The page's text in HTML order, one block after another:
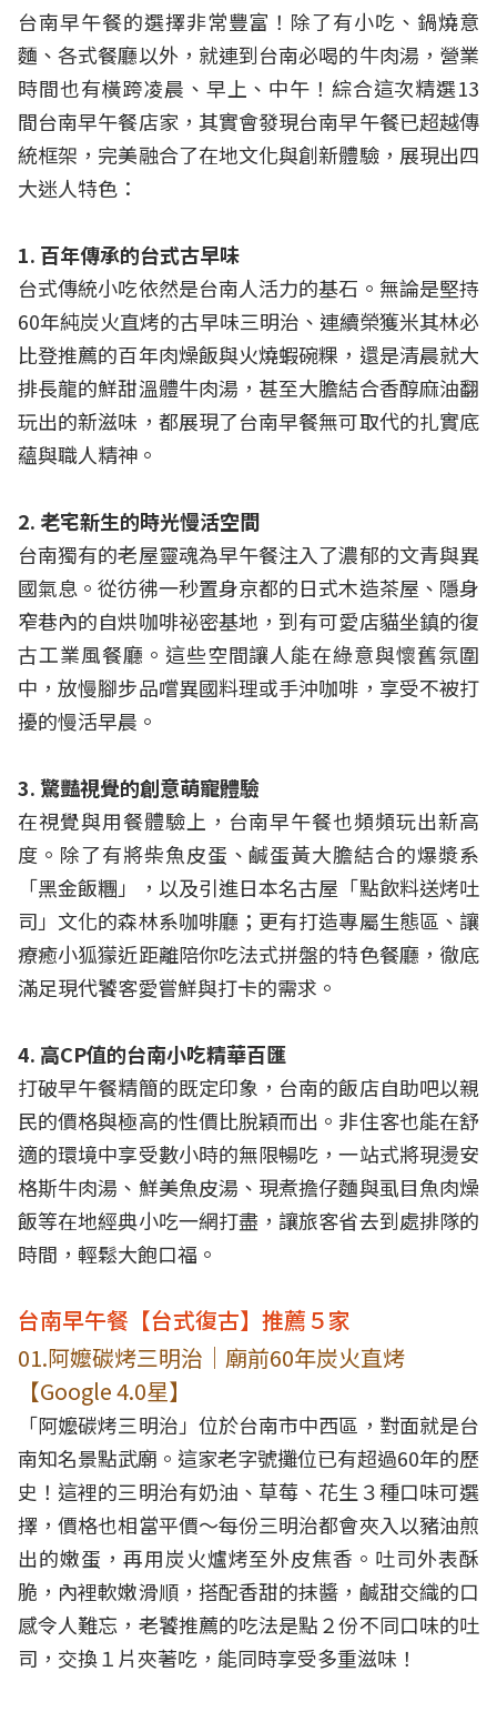
11. 小巷裡的拾壹號｜巷弄裡的祕密基地
12. 榕廷百匯餐廳｜假日３小時無限吃到飽
13. 城食百匯自助早餐｜台南特色美食一次吃到飽
台南早午餐的選擇非常豐富！除了有小吃、鍋燒意
麵、各式餐廳以外，就連到台南必喝的牛肉湯，營業
時間也有橫跨凌晨、早上、中午！綜合這次精選13
間台南早午餐店家，其實會發現台南早午餐已超越傳
統框架，完美融合了在地文化與創新體驗，展現出四
大迷人特色：
1. 百年傳承的台式古早味
台式傳統小吃依然是台南人活力的基石。無論是堅持
60年純炭火直烤的古早味三明治、連續榮獲米其林必
比登推薦的百年肉燥飯與火燒蝦碗粿，還是清晨就大
排長龍的鮮甜溫體牛肉湯，甚至大膽結合香醇麻油翻
玩出的新滋味，都展現了台南早餐無可取代的扎實底
蘊與職人精神。
2. 老宅新生的時光慢活空間
台南獨有的老屋靈魂為早午餐注入了濃郁的文青與異
國氣息。從彷彿一秒置身京都的日式木造茶屋、隱身
窄巷內的自烘咖啡祕密基地，到有可愛店貓坐鎮的復
古工業風餐廳。這些空間讓人能在綠意與懷舊氛圍
中，放慢腳步品嚐異國料理或手沖咖啡，享受不被打
擾的慢活早晨。
3. 驚豔視覺的創意萌寵體驗
在視覺與用餐體驗上，台南早午餐也頻頻玩出新高
度。除了有將柴魚皮蛋、鹹蛋黃大膽結合的爆漿系
「黑金飯糰」，以及引進日本名古屋「點飲料送烤吐
司」文化的森林系咖啡廳；更有打造專屬生態區、讓
療癒小狐獴近距離陪你吃法式拼盤的特色餐廳，徹底
滿足現代饕客愛嘗鮮與打卡的需求。
4. 高CP值的台南小吃精華百匯
打破早午餐精簡的既定印象，台南的飯店自助吧以親
民的價格與極高的性價比脫穎而出。非住客也能在舒
適的環境中享受數小時的無限暢吃，一站式將現燙安
格斯牛肉湯、鮮美魚皮湯、現煮擔仔麵與虱目魚肉燥
飯等在地經典小吃一網打盡，讓旅客省去到處排隊的
時間，輕鬆大飽口福。
台南早午餐【台式復古】推薦５家
01.阿嬤碳烤三明治｜廟前60年炭火直烤
【Google 4.0星】
「阿嬤碳烤三明治」位於台南市中西區，對面就是台
南知名景點武廟。這家老字號攤位已有超過60年的歷
史！這裡的三明治有奶油、草莓、花生３種口味可選
擇，價格也相當平價～每份三明治都會夾入以豬油煎
出的嫩蛋，再用炭火爐烤至外皮焦香。吐司外表酥
脆，內裡軟嫩滑順，搭配香甜的抹醬，鹹甜交織的口
感令人難忘，老饕推薦的吃法是點２份不同口味的吐
司，交換１片夾著吃，能同時享受多重滋味！